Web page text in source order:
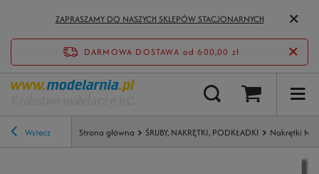
ZAPRASZAMY DO NASZYCH SKLEPÓW STACJONARNYCH
DARMOWA DOSTAWA od 600,00 zł
Wstecz Strona główna ŚRUBY, NAKRĘTKI, PODKŁADKI Nakrętki